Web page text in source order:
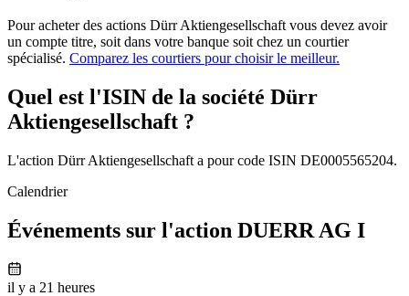
Pour acheter des actions Dürr Aktiengesellschaft vous devez avoir
un compte titre, soit dans votre banque soit chez un courtier
spécialisé. Comparez les courtiers pour choisir le meilleur.
Quel est l'ISIN de la société Dürr
Aktiengesellschaft ?
L'action Dürr Aktiengesellschaft a pour code ISIN DE0005565204.
Calendrier
Événements sur l'action DUERR AG I
il y a 21 heures